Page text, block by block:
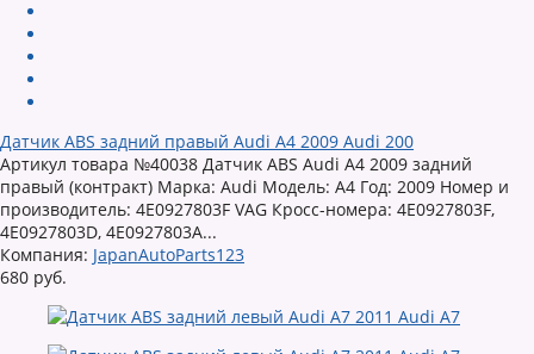
Датчик ABS задний правый Audi A4 2009 Audi 200
Артикул товара №40038 Датчик ABS Audi A4 2009 задний
правый (контракт) Марка: Audi Модель: A4 Год: 2009 Номер и
производитель: 4E0927803F VAG Кросс-номера: 4E0927803F,
4E0927803D, 4E0927803A...
Компания: JapanAutoParts123
680 руб.